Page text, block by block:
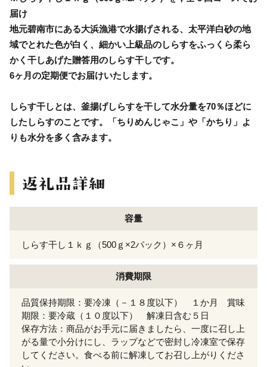
届け
地元碧南市にある大浜漁港で水揚げされる、太平洋白砂の地
域でとれた色が白く、細かい上級品のしらすをふっくら柔ら
かく干しあげた贈答用のしらす干しです。
6ヶ月の定期便でお届けいたします。
しらす干しとは、釜揚げしらすを干して水分量を70％ほどに
したしらすのことです。「ちりめんじゃこ」や「かちり」よ
りも水分を多く含みます。
容量
しらす干し１ｋｇ（500ｇ×2パック）×６ヶ月
消費期限
品質保持期限：要冷凍（－１８度以下） １か月 賞味
期限：要冷蔵（１０度以下） 解凍日含む５日
保存方法：商品がお手元に届きましたら、一度に召し上
がる量で小分けにし、ラップなどで密封し冷凍室で保存
してください。食べる前に解凍してお召し上がりくださ